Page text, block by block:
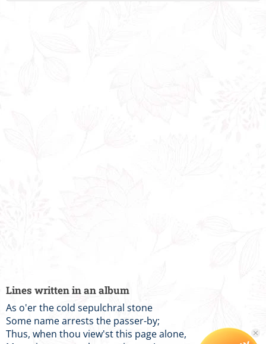
Lines written in an album
As o'er the cold sepulchral stone
Some name arrests the passer-by;
Thus, when thou view'st this page alone,